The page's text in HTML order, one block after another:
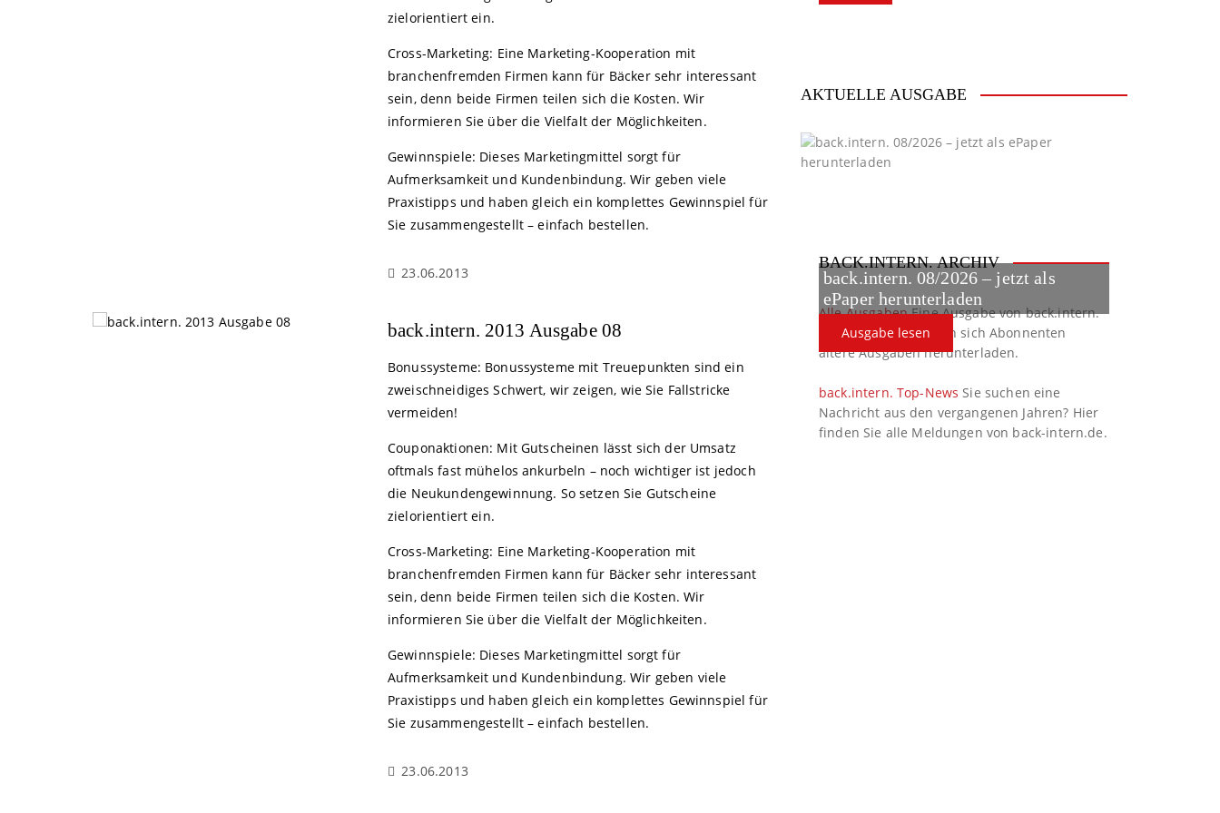
zielorientiert ein.
Cross-Marketing: Eine Marketing-Kooperation mit
branchenfremden Firmen kann für Bäcker sehr interessant
sein, denn beide Firmen teilen sich die Kosten. Wir
informieren Sie über die Vielfalt der Möglichkeiten.
Gewinnspiele: Dieses Marketingmittel sorgt für
Aufmerksamkeit und Kundenbindung. Wir geben viele
Praxistipps und haben gleich ein komplettes Gewinnspiel für
Sie zusammengestellt – einfach bestellen.
23.06.2013
back.intern. 2013 Ausgabe 08
Bonussysteme: Bonussysteme mit Treuepunkten sind ein
zweischneidiges Schwert, wir zeigen, wie Sie Fallstricke
vermeiden!
Couponaktionen: Mit Gutscheinen lässt sich der Umsatz
oftmals fast mühelos ankurbeln – noch wichtiger ist jedoch
die Neukundengewinnung. So setzen Sie Gutscheine
zielorientiert ein.
Cross-Marketing: Eine Marketing-Kooperation mit
branchenfremden Firmen kann für Bäcker sehr interessant
sein, denn beide Firmen teilen sich die Kosten. Wir
informieren Sie über die Vielfalt der Möglichkeiten.
Gewinnspiele: Dieses Marketingmittel sorgt für
Aufmerksamkeit und Kundenbindung. Wir geben viele
Praxistipps und haben gleich ein komplettes Gewinnspiel für
Sie zusammengestellt – einfach bestellen.
23.06.2013
AKTUELLE AUSGABE
back.intern. 08/2026 – jetzt als
ePaper herunterladen
Ausgabe lesen
BACK.INTERN. ARCHIV
Alle AusgabenEine Ausgabe von back.intern.
verpasst? Hier können sich Abonnenten
ältere Ausgaben herunterladen.
back.intern. Top-News Sie suchen eine
Nachricht aus den vergangenen Jahren? Hier
finden Sie alle Meldungen von back-intern.de.